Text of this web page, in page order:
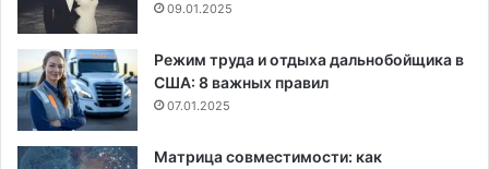
09.01.2025
Режим труда и отдыха дальнобойщика в
США: 8 важных правил
07.01.2025
Матрица совместимости: как